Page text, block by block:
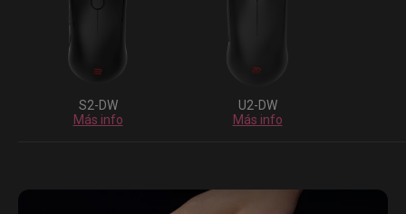
S2-DW
Más info
U2-DW
Más info